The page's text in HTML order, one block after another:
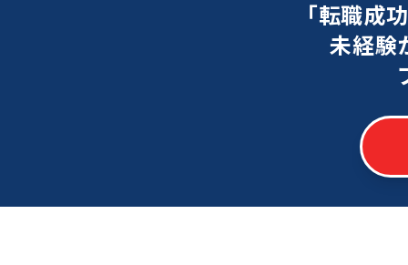
「転職成
未経験